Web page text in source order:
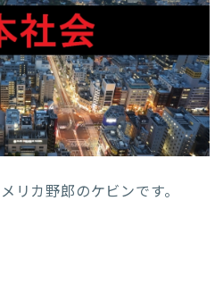
リカ野郎のケビンです。